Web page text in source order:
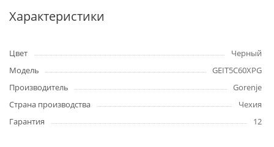
Характеристики
Цвет
Черный
Модель
GEIT5C60XPG
Производитель
Gorenje
Страна производства
Чехия
Гарантия
12